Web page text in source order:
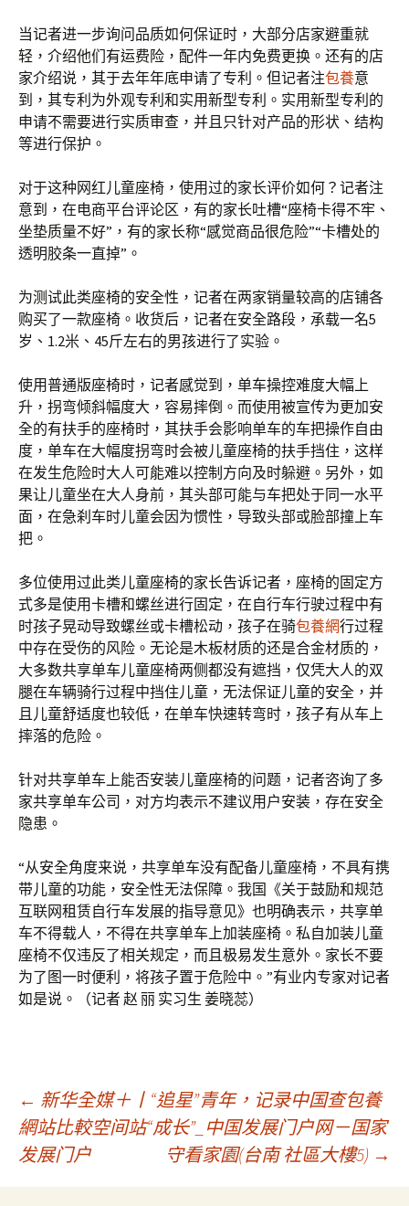
当记者进一步询问品质如何保证时，大部分店家避重就
轻，介绍他们有运费险，配件一年内免费更换。还有的店
家介绍说，其于去年年底申请了专利。但记者注包養意
到，其专利为外观专利和实用新型专利。实用新型专利的
申请不需要进行实质审查，并且只针对产品的形状、结构
等进行保护。
对于这种网红儿童座椅，使用过的家长评价如何？记者注
意到，在电商平台评论区，有的家长吐槽“座椅卡得不牢、
坐垫质量不好”，有的家长称“感觉商品很危险”“卡槽处的
透明胶条一直掉”。
为测试此类座椅的安全性，记者在两家销量较高的店铺各
购买了一款座椅。收货后，记者在安全路段，承载一名5
岁、1.2米、45斤左右的男孩进行了实验。
使用普通版座椅时，记者感觉到，单车操控难度大幅上
升，拐弯倾斜幅度大，容易摔倒。而使用被宣传为更加安
全的有扶手的座椅时，其扶手会影响单车的车把操作自由
度，单车在大幅度拐弯时会被儿童座椅的扶手挡住，这样
在发生危险时大人可能难以控制方向及时躲避。另外，如
果让儿童坐在大人身前，其头部可能与车把处于同一水平
面，在急刹车时儿童会因为惯性，导致头部或脸部撞上车
把。
多位使用过此类儿童座椅的家长告诉记者，座椅的固定方
式多是使用卡槽和螺丝进行固定，在自行车行驶过程中有
时孩子晃动导致螺丝或卡槽松动，孩子在骑包養網行过程
中存在受伤的风险。无论是木板材质的还是合金材质的，
大多数共享单车儿童座椅两侧都没有遮挡，仅凭大人的双
腿在车辆骑行过程中挡住儿童，无法保证儿童的安全，并
且儿童舒适度也较低，在单车快速转弯时，孩子有从车上
摔落的危险。
针对共享单车上能否安装儿童座椅的问题，记者咨询了多
家共享单车公司，对方均表示不建议用户安装，存在安全
隐患。
“从安全角度来说，共享单车没有配备儿童座椅，不具有携
带儿童的功能，安全性无法保障。我国《关于鼓励和规范
互联网租赁自行车发展的指导意见》也明确表示，共享单
车不得载人，不得在共享单车上加装座椅。私自加装儿童
座椅不仅违反了相关规定，而且极易发生意外。家长不要
为了图一时便利，将孩子置于危险中。”有业内专家对记者
如是说。（记者 赵 丽 实习生 姜晓蕊）
文
章
← 新华全媒＋丨“追星”青年，记录中国查包養
網站比較空间站“成长”_中国发展门户网－国家
发展门户
守看家園(台南 社區大樓5) →